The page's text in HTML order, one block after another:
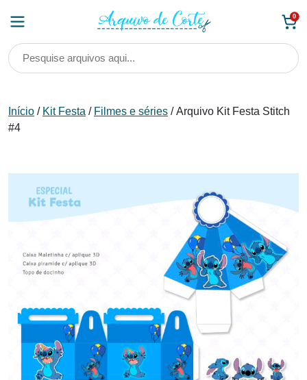
0
Início / Kit Festa / Filmes e séries / Arquivo Kit Festa Stitch
#4